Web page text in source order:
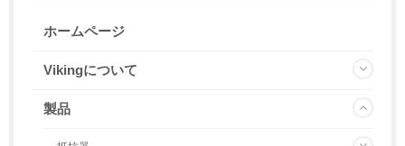
ホームページ
Vikingについて
製品